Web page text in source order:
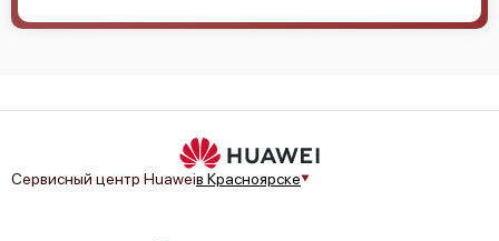
Сервисный центр Huaweiв Красноярске